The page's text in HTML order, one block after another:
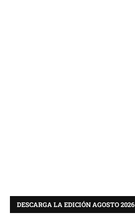
DESCARGA LA EDICIÓN AGOSTO 2026